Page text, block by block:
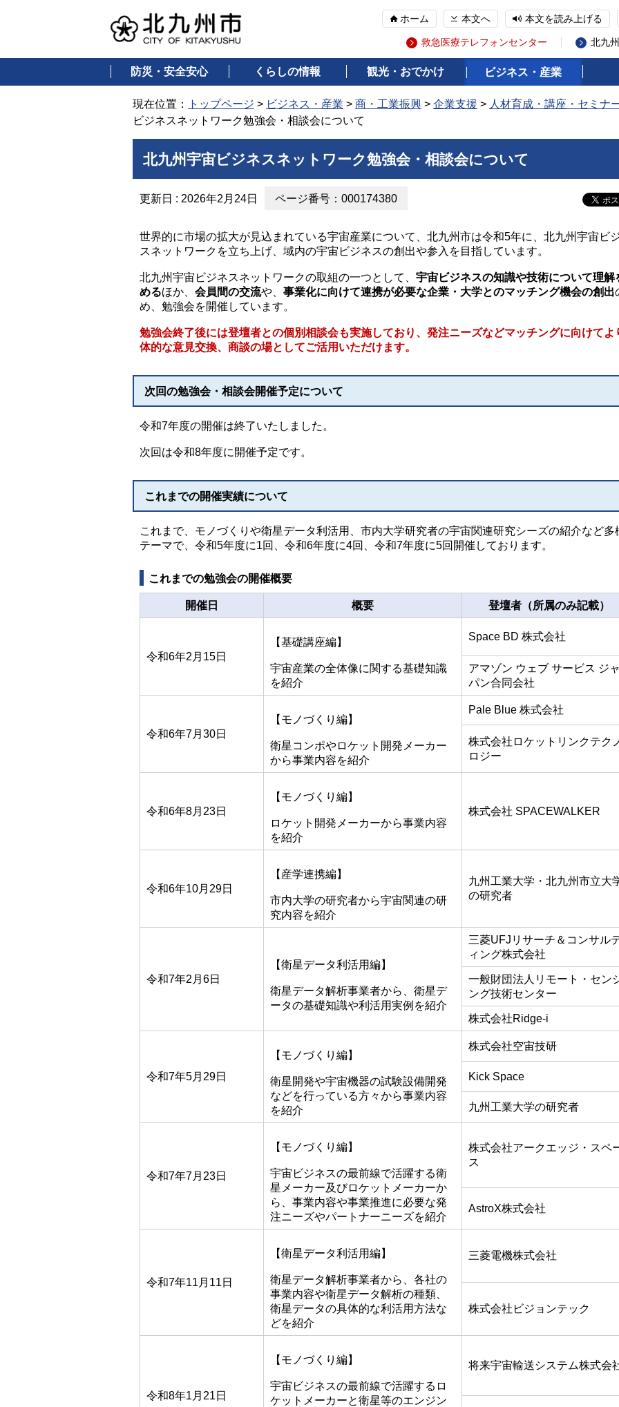
ホーム 本文へ 本文を読み上げる
救急医療テレフォンセンター 北九
防災・安全安心 くらしの情報 観光・おでかけ ビジネス・産業
現在位置： トップページ > ビジネス・産業 > 商・工業振興 > 企業支援 > 人材育成・講座・セミナ
ビジネスネットワーク勉強会・相談会について
北九州宇宙ビジネスネットワーク勉強会・相談会について
更新日 : 2026年2月24日 ページ番号：000174380
世界的に市場の拡大が見込まれている宇宙産業について、北九州市は令和5年に、北九州宇宙ビ
スネットワークを立ち上げ、域内の宇宙ビジネスの創出や参入を目指しています。
北九州宇宙ビジネスネットワークの取組の一つとして、 宇宙ビジネスの知識や技術について理解
めるほか、 会員間の交流や、 事業化に向けて連携が必要な企業・大学とのマッチング機会の創出
め、勉強会を開催しています。
勉強会終了後には登壇者との個別相談会も実施しており、発注ニーズなどマッチングに向けてよ
体的な意見交換、商談の場としてご活用いただけます。
次回の勉強会・相談会開催予定について
令和7年度の開催は終了いたしました。
次回は令和8年度に開催予定です。
これまでの開催実績について
これまで、モノづくりや衛星データ利活用、市内大学研究者の宇宙関連研究シーズの紹介など多
テーマで、令和5年度に1回、令和6年度に4回、令和7年度に5回開催しております。
これまでの勉強会の開催概要
開催日 概要 登壇者（所属のみ記載）
令和6年2月15日
【基礎講座編】
宇宙産業の全体像に関する基礎知識
を紹介
Space BD 株式会社
アマゾン ウェブ サービス ジ
パン合同会社
令和6年7月30日
【モノづくり編】
衛星コンポやロケット開発メーカー
から事業内容を紹介
Pale Blue 株式会社
株式会社ロケットリンクテク
ロジー
令和6年8月23日
【モノづくり編】
ロケット開発メーカーから事業内容
を紹介
株式会社 SPACEWALKER
令和6年10月29日
【産学連携編】
市内大学の研究者から宇宙関連の研
究内容を紹介
九州工業大学・北九州市立大
の研究者
令和7年2月6日
【衛星データ利活用編】
衛星データ解析事業者から、衛星デ
ータの基礎知識や利活用実例を紹介
三菱UFJリサーチ＆コンサル
ィング株式会社
一般財団法人リモート・セン
ング技術センター
株式会社Ridge-i
令和7年5月29日
【モノづくり編】
衛星開発や宇宙機器の試験設備開発
などを行っている方々から事業内容
を紹介
株式会社空宙技研
Kick Space
九州工業大学の研究者
令和7年7月23日
【モノづくり編】
宇宙ビジネスの最前線で活躍する衛
星メーカー及びロケットメーカーか
ら、事業内容や事業推進に必要な発
注ニーズやパートナーニーズを紹介
株式会社アークエッジ・スペ
ス
AstroX株式会社
令和7年11月11日
【衛星データ利活用編】
衛星データ解析事業者から、各社の
事業内容や衛星データ解析の種類、
衛星データの具体的な利活用方法な
どを紹介
三菱電機株式会社
株式会社ビジョンテック
令和8年1月21日
【モノづくり編】
宇宙ビジネスの最前線で活躍するロ
ケットメーカーと衛星等のエンジン
将来宇宙輸送システム株式会